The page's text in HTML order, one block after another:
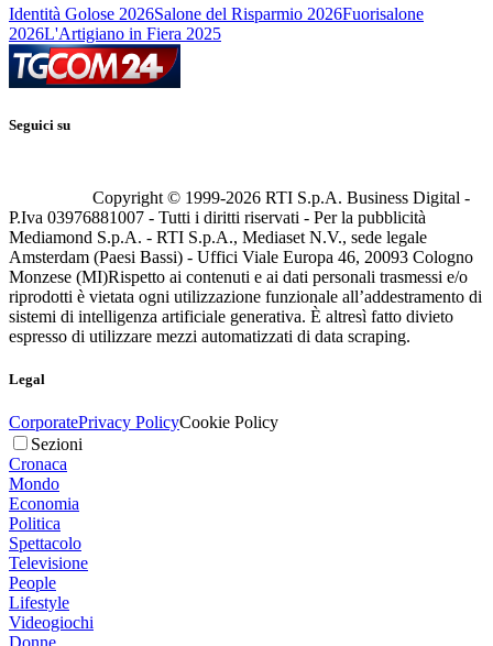
Identità Golose 2026Salone del Risparmio 2026Fuorisalone
2026L'Artigiano in Fiera 2025
Seguici su
Copyright © 1999-2026 RTI S.p.A. Business Digital -
P.Iva 03976881007 - Tutti i diritti riservati - Per la pubblicità
Mediamond S.p.A. - RTI S.p.A., Mediaset N.V., sede legale
Amsterdam (Paesi Bassi) - Uffici Viale Europa 46, 20093 Cologno
Monzese (MI)Rispetto ai contenuti e ai dati personali trasmessi e/o
riprodotti è vietata ogni utilizzazione funzionale all’addestramento di
sistemi di intelligenza artificiale generativa. È altresì fatto divieto
espresso di utilizzare mezzi automatizzati di data scraping.
Legal
CorporatePrivacy PolicyCookie Policy
Sezioni
Cronaca
Mondo
Economia
Politica
Spettacolo
Televisione
People
Lifestyle
Videogiochi